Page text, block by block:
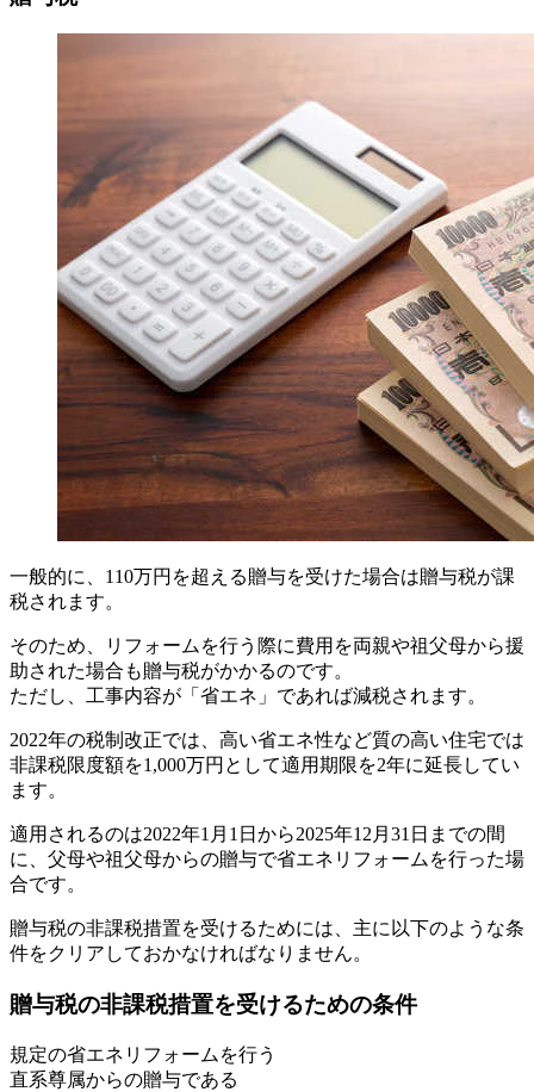
一般的に、110万円を超える贈与を受けた場合は贈与税が課
税されます。
そのため、リフォームを行う際に費用を両親や祖父母から援
助された場合も贈与税がかかるのです。
ただし、工事内容が「省エネ」であれば減税されます。
2022年の税制改正では、高い省エネ性など質の高い住宅では
非課税限度額を1,000万円として適用期限を2年に延長してい
ます。
適用されるのは2022年1月1日から2025年12月31日までの間
に、父母や祖父母からの贈与で省エネリフォームを行った場
合です。
贈与税の非課税措置を受けるためには、主に以下のような条
件をクリアしておかなければなりません。
贈与税の非課税措置を受けるための条件
規定の省エネリフォームを行う
直系尊属からの贈与である